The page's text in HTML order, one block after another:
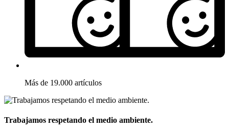
Más de 19.000 artículos
Trabajamos respetando el medio ambiente.